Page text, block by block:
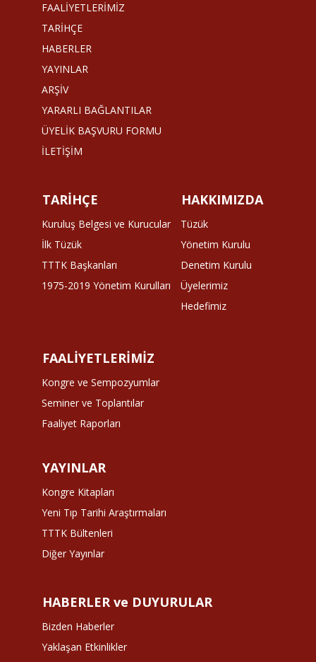
FAALİYETLERİMİZ
TARİHÇE
HABERLER
YAYINLAR
ARŞİV
YARARLI BAĞLANTILAR
ÜYELİK BAŞVURU FORMU
İLETİŞİM
TARİHÇE
Kuruluş Belgesi ve Kurucular
İlk Tüzük
TTTK Başkanları
1975-2019 Yönetim Kurulları
HAKKIMIZDA
Tüzük
Yönetim Kurulu
Denetim Kurulu
Üyelerimiz
Hedefimiz
FAALİYETLERİMİZ
Kongre ve Sempozyumlar
Seminer ve Toplantılar
Faaliyet Raporları
YAYINLAR
Kongre Kitapları
Yeni Tıp Tarihi Araştırmaları
TTTK Bültenleri
Diğer Yayınlar
HABERLER ve DUYURULAR
Bizden Haberler
Yaklaşan Etkinlikler